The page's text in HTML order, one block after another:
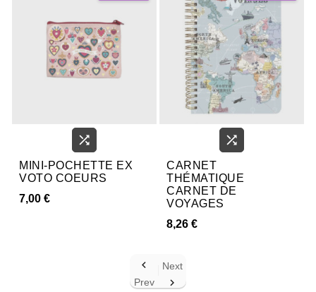

MINI-POCHETTE EX
VOTO COEURS
7,00 €

CARNET
THÉMATIQUE
CARNET DE
VOYAGES
8,26 €

Prev
Next
